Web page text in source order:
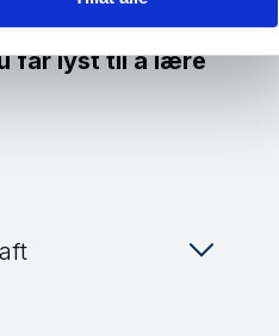
får lyst til å lære